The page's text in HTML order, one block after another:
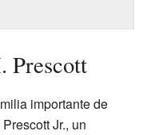
Prescott
importante de
Jr., un